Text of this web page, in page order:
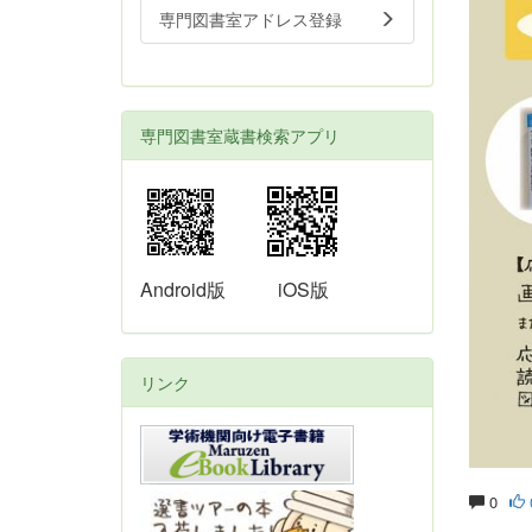
0
専門図書室アドレス登録
専門図書室蔵書検索アプリ
Android版 iOS版
リンク